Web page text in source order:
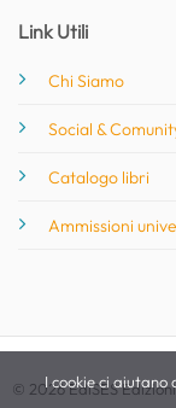
Link Utili
Chi Siamo
Social &
Catalogo libri
Ammissioni
© 2026 EdiSES
I cookie ci aiutano